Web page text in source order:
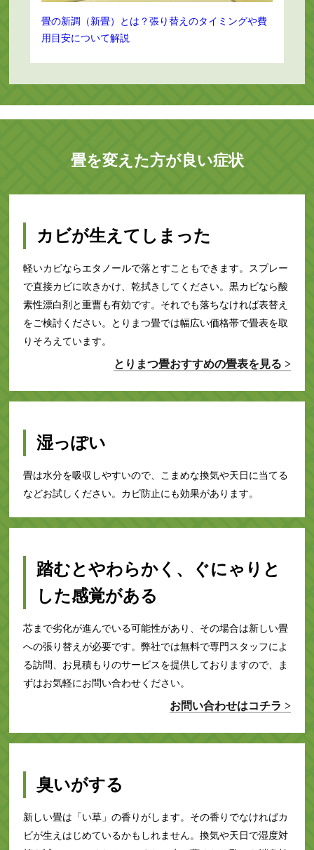
畳の新調（新畳）とは？張り替えのタイミングや費
用目安について解説
畳を変えた方が良い症状
カビが生えてしまった
軽いカビならエタノールで落とすこともできます。スプレー
で直接カビに吹きかけ、乾拭きしてください。黒カビなら酸
素性漂白剤と重曹も有効です。それでも落ちなければ表替え
をご検討ください。とりまつ畳では幅広い価格帯で畳表を取
りそろえています。
とりまつ畳おすすめの畳表を見る >
湿っぽい
畳は水分を吸収しやすいので、こまめな換気や天日に当てる
などお試しください。カビ防止にも効果があります。
踏むとやわらかく、ぐにゃりと
した感覚がある
芯まで劣化が進んでいる可能性があり、その場合は新しい畳
への張り替えが必要です。弊社では無料で専門スタッフによ
る訪問、お見積もりのサービスを提供しておりますので、ま
ずはお気軽にお問い合わせください。
お問い合わせはコチラ >
臭いがする
新しい畳は「い草」の香りがします。その香りでなければカ
ビが生えはじめているかもしれません。換気や天日で湿度対